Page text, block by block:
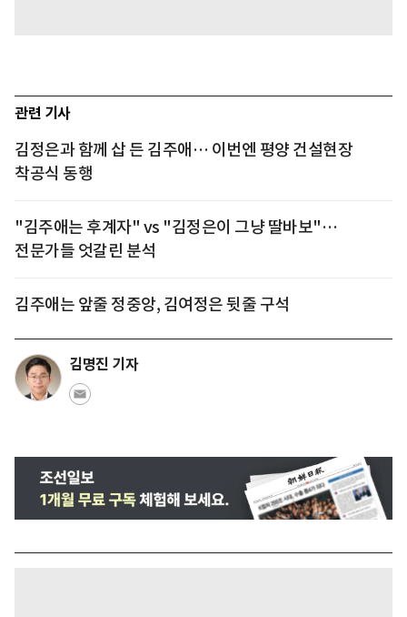
관련 기사
김정은과 함께 삽 든 김주애… 이번엔 평양 건설현장
착공식 동행
"김주애는 후계자" vs "김정은이 그냥 딸바보"…
전문가들 엇갈린 분석
김주애는 앞줄 정중앙, 김여정은 뒷줄 구석
김명진 기자